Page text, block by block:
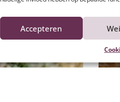
Accepteren